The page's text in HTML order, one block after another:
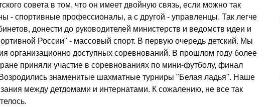
совета в том, что он имеет двойную связь, если можно так
- спортивные профессионалы, а с другой - управленцы. Так легче
донести до руководителей министерств и ведомств идеи и
России" - массовый спорт. В первую очередь детский. Мы
организационно доступных соревнований. В прошлом году более
приняли участие в соревнованиях по мини-футболу, финал
знаменитые шахматные турниры "Белая ладья". Наше
между детдомами и интернатами. К сожалению, не все так